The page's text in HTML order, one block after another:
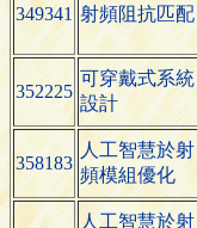
349341 射頻阻抗匹配
352225
可穿戴式系統
設計
358183
人工智慧於射
頻模組優化
人工智慧於射